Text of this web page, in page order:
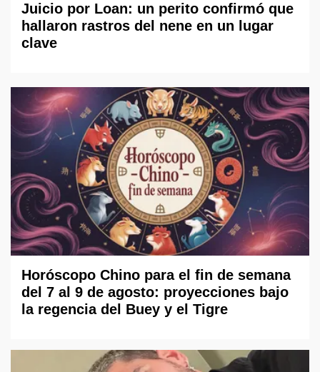
Juicio por Loan: un perito confirmó que
hallaron rastros del nene en un lugar
clave
Horóscopo Chino para el fin de semana
del 7 al 9 de agosto: proyecciones bajo
la regencia del Buey y el Tigre